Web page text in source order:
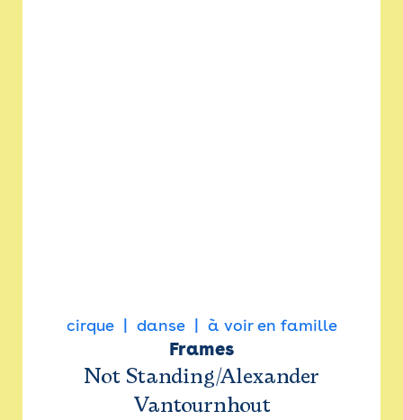
cirque danse à voir en famille
Frames
Not Standing/Alexander
Vantournhout